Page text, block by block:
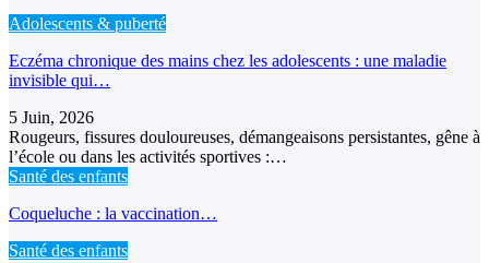
Adolescents & puberté
Eczéma chronique des mains chez les adolescents : une maladie
invisible qui…
5 Juin, 2026
Rougeurs, fissures douloureuses, démangeaisons persistantes, gêne à
l’école ou dans les activités sportives :…
Santé des enfants
Coqueluche : la vaccination…
Santé des enfants